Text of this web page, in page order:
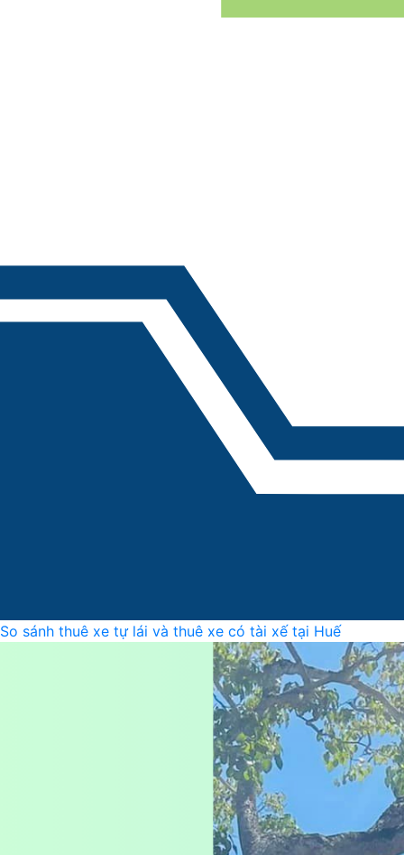
So sánh thuê xe tự lái và thuê xe có tài xế tại Huế